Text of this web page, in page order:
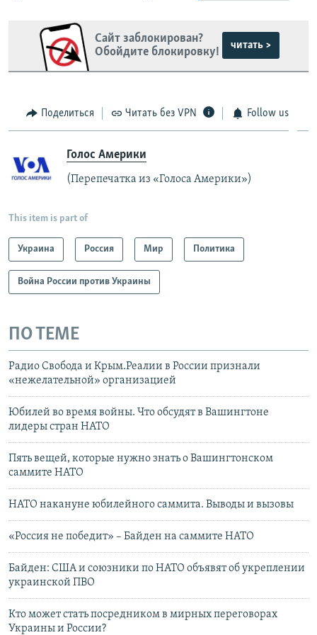
Сайт заблокирован?
Обойдите блокировку!
читать >
Поделиться Читать без VPN Follow us
Голос Америки
(Перепечатка из «Голоса Америки»)
This item is part of
Украина Россия Мир Политика
Война России против Украины
ПО ТЕМЕ
Радио Свобода и Крым.Реалии в России признали
«нежелательной» организацией
Юбилей во время войны. Что обсудят в Вашингтоне
лидеры стран НАТО
Пять вещей, которые нужно знать о Вашингтонском
саммите НАТО
НАТО накануне юбилейного саммита. Выводы и вызовы
«Россия не победит» – Байден на саммите НАТО
Байден: США и союзники по НАТО объявят об укреплении
украинской ПВО
Кто может стать посредником в мирных переговорах
Украины и России?